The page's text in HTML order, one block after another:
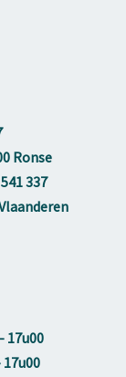
Ronse
337
17u00
17u00